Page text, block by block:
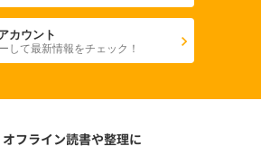
カウント
して最新情報をチェック！